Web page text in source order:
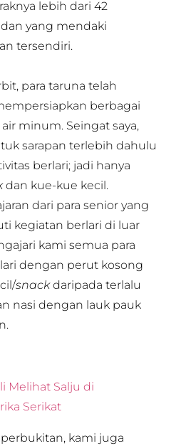
lebih dari 42
yang mendaki
tersendiri.
para taruna telah
berbagai
minum. Seingat saya,
sarapan terlebih dahulu
berlari; jadi hanya
dan kue-kue kecil.
dari para senior yang
kegiatan berlari di luar
kami semua para
dengan perut kosong
snackdaripada terlalu
nasi dengan lauk pauk
Melihat Salju di
Serikat
kami juga